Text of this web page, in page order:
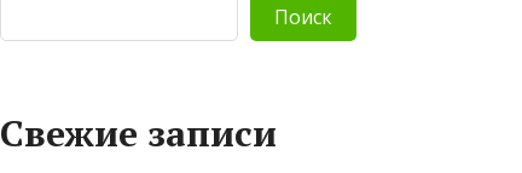
Поиск
Свежие записи